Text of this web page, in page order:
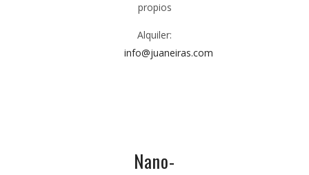
propios
Alquiler:
info@juaneiras.com
Nano-